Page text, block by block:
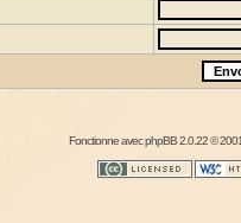
Fonctionne avecphpBB2.0.22 ©